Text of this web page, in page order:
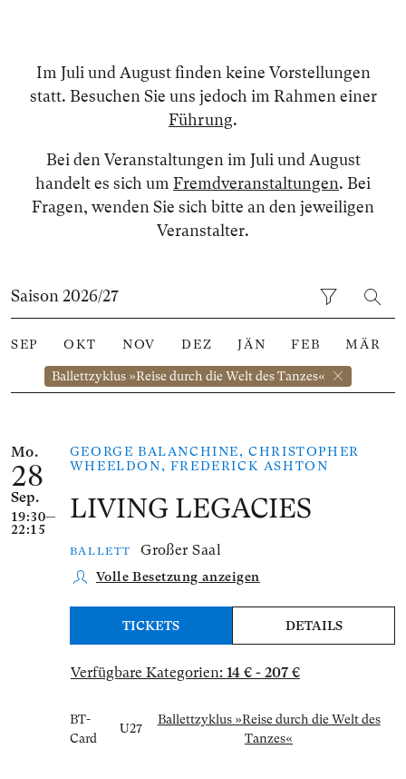
Im Juli und August finden keine Vorstellungen
statt. Besuchen Sie uns jedoch im Rahmen einer
Führung.
Bei den Veranstaltungen im Juli und August
handelt es sich um Fremdveranstaltungen. Bei
Fragen, wenden Sie sich bitte an den jeweiligen
Veranstalter.
Saison 2026/27
SEP OKT NOV DEZ JÄN FEB MÄR
Ballettzyklus »Reise durch die Welt des Tanzes«
Mo.
28
Sep.
19:30—
22:15
GEORGE BALANCHINE, CHRISTOPHER
WHEELDON, FREDERICK ASHTON
LIVING LEGACIES
BALLETT Großer Saal
Volle Besetzung anzeigen
TICKETS DETAILS
Verfügbare Kategorien: 14 € - 207 €
BT-
Card
U27
Ballettzyklus »Reise durch die Welt des
Tanzes«